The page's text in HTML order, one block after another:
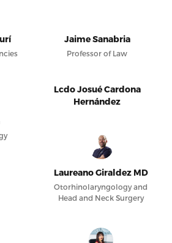
Jaime Sanabria
Professor of Law
Lcdo Josué Cardona
Hernández
Laureano Giraldez MD
Otorhinolaryngology and
Head and Neck Surgery